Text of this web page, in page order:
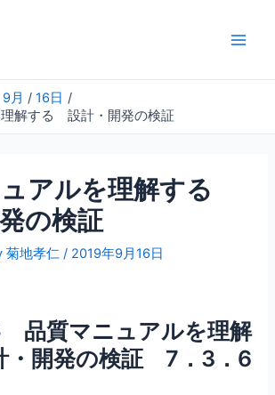
9月
16日
解する 設計・開発の検証
アルを理解する
の検証
菊地孝仁/ 2019年9月16日
品質マニュアルを理解
開発の検証 7．3．6